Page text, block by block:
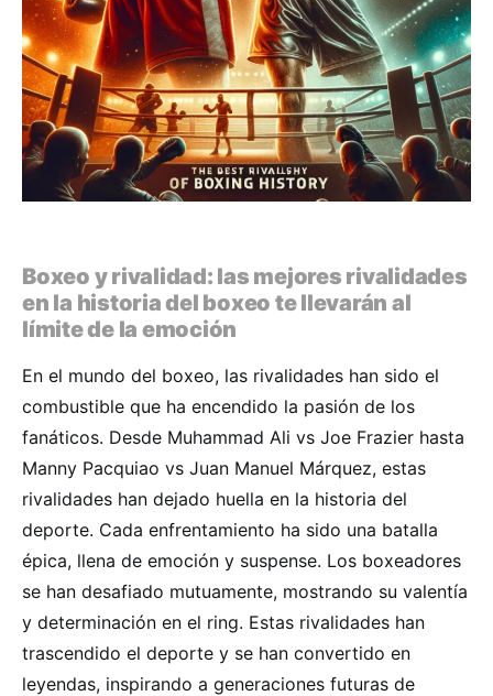
Boxeo y rivalidad: las mejores rivalidades
en la historia del boxeo te llevarán al
límite de la emoción
En el mundo del boxeo, las rivalidades han sido el
combustible que ha encendido la pasión de los
fanáticos. Desde Muhammad Ali vs Joe Frazier hasta
Manny Pacquiao vs Juan Manuel Márquez, estas
rivalidades han dejado huella en la historia del
deporte. Cada enfrentamiento ha sido una batalla
épica, llena de emoción y suspense. Los boxeadores
se han desafiado mutuamente, mostrando su valentía
y determinación en el ring. Estas rivalidades han
trascendido el deporte y se han convertido en
leyendas, inspirando a generaciones futuras de